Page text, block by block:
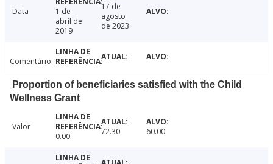
Data
1 de
abril de
2019
17 de
agosto
de 2023
Comentário
Proportion of beneficiaries satisfied with the Child
Wellness Grant
Valor
0.00
72.30 60.00